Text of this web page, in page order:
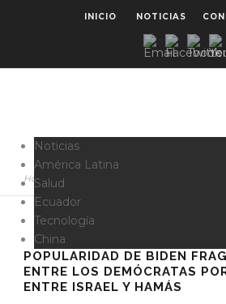
INICIO NOTICIAS
Noticias
América Latina
Salud
Ecuador
Tecnología
China
Home >
POPULARIDAD DE BIDEN
ENTRE LOS DEMÓCRATAS
ENTRE ISRAEL Y HAMÁS